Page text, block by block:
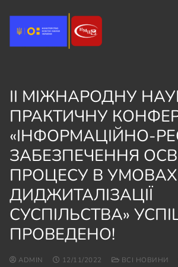
ІІ МІЖНАРОДНУ
ПРАКТИЧНУ
«ІНФОРМАЦІЙНО-
ЗАБЕЗПЕЧЕННЯ
ПРОЦЕСУ В УМОВАХ
ДИДЖИТАЛІЗАЦІЇ
СУСПІЛЬСТВА»
ПРОВЕДЕНО!
ADMIN 12/11/2022 ВСІ НОВИНИ